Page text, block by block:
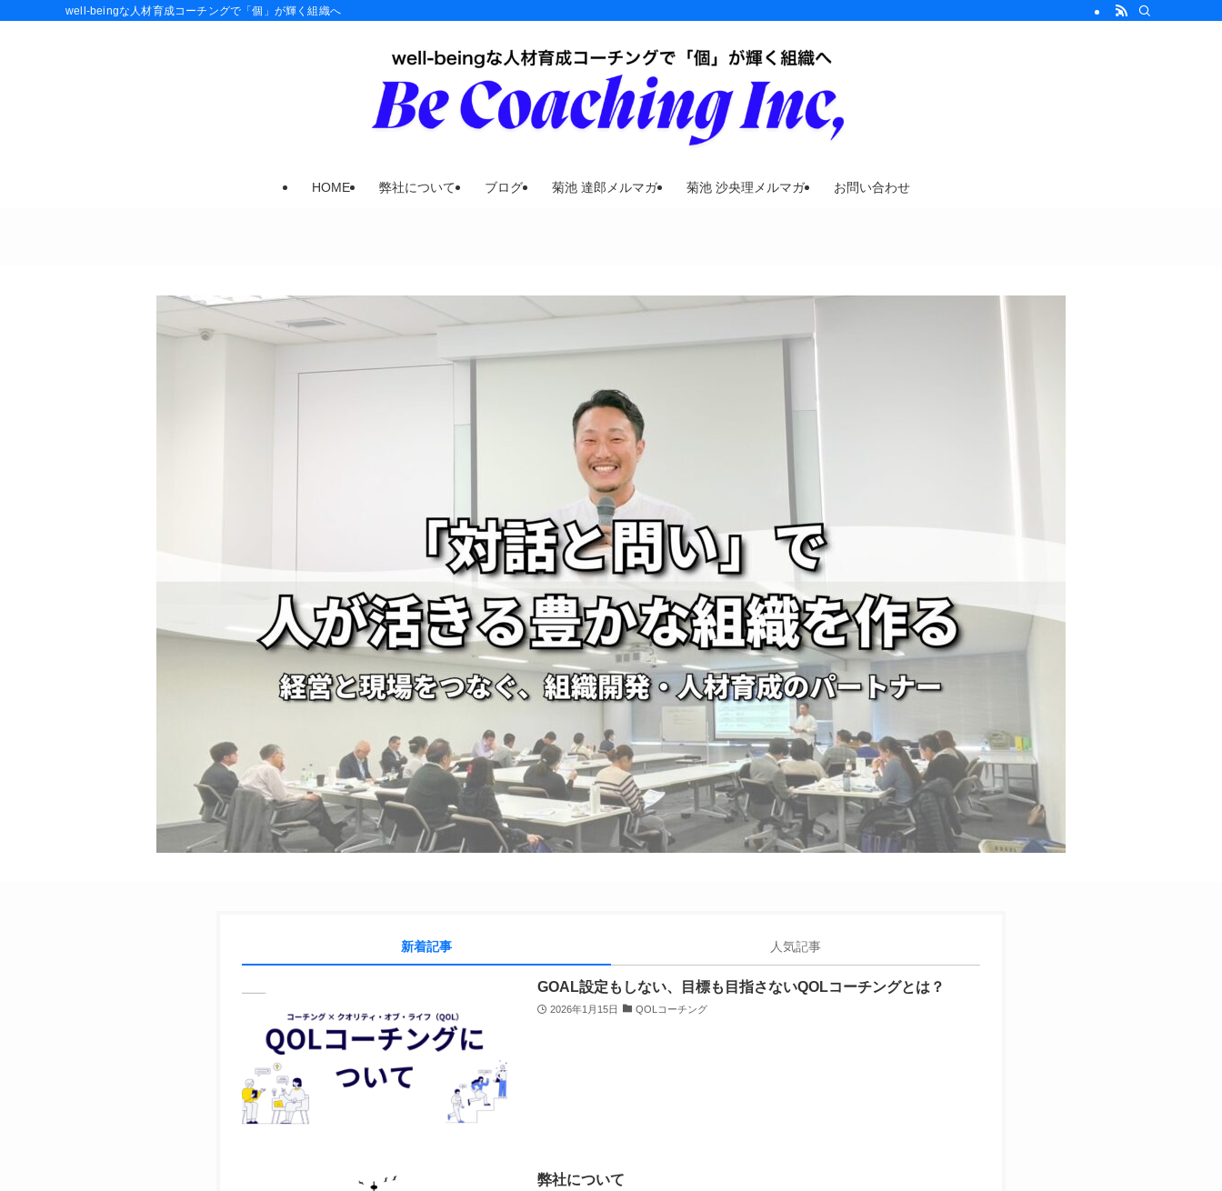
well-beingな人材育成コーチングで「個」が輝く組織へ
HOME 弊社について ブログ 菊池 達郎メルマガ 菊池 沙央理メルマガ お問い合わせ
新着記事 人気記事
GOAL設定もしない、目標も目指さないQOLコーチングとは？
2026年1月15日 QOLコーチング
弊社について